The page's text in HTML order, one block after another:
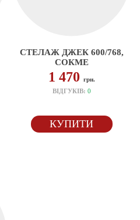
СТЕЛАЖ ДЖЕК 600/768,
СОКМЕ
1 470 грн.
ВІДГУКІВ: 0
КУПИТИ